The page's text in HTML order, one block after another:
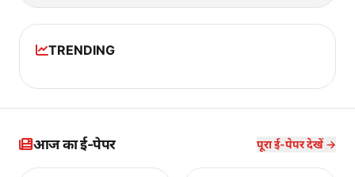
TRENDING
आज का ई-पेपर पूरा ई-पेपर देखें →